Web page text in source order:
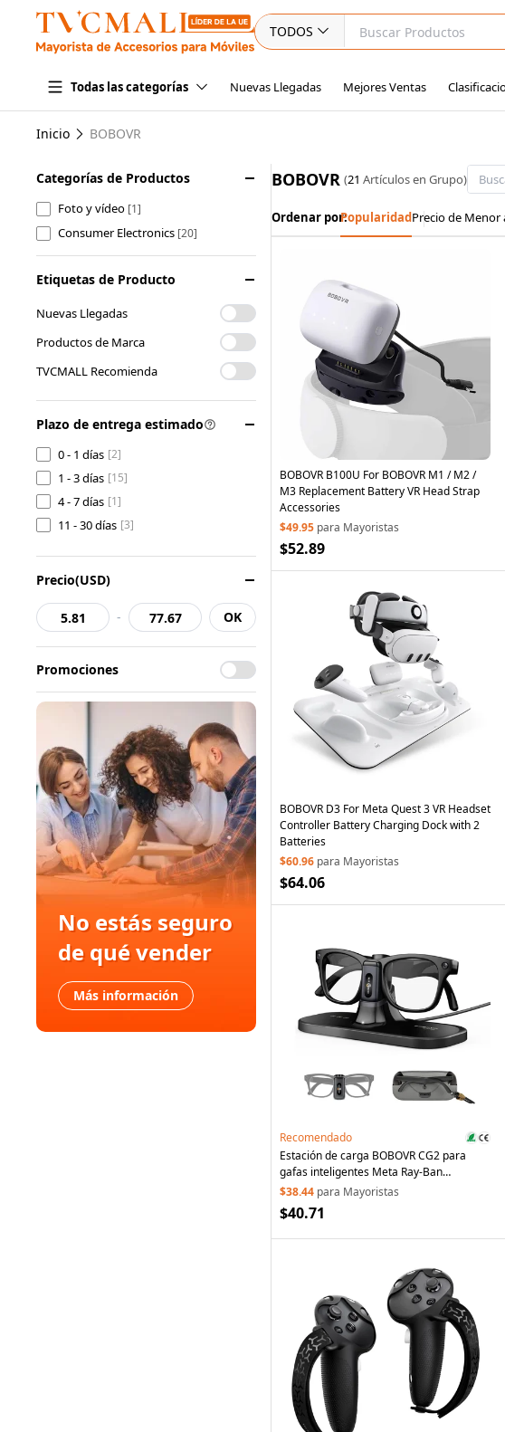
TODOS
Todas las categorías Nuevas Llegadas Mejores Ventas
Inicio BOBOVR
Categorías de Productos
Foto y vídeo [1]
Consumer Electronics [20]
Etiquetas de Producto
Nuevas Llegadas
Productos de Marca
TVCMALL Recomienda
Plazo de entrega estimado
0 - 1 días [2]
1 - 3 días [15]
4 - 7 días [1]
11 - 30 días [3]
Precio(USD)
- OK
Promociones
No estás seguro
de qué vender
Más información
BOBOVR (21 Artículos en Grupo)
Ordenar por:PopularidadPrecio de Menor
BOBOVR B100U For BOBOVR M1 / M2 /
M3 Replacement Battery VR Head Strap
Accessories
$49.95 para Mayoristas
$52.89
BOBOVR D3 For Meta Quest 3 VR Headset
Controller Battery Charging Dock with 2
Batteries
$60.96 para Mayoristas
$64.06
Recomendado
Estación de carga BOBOVR CG2 para
gafas inteligentes Meta Ray-Ban
Wayfarer / Skyler / Headliner, estación de
carga 3 en 1 con clip de batería portátil y
funda de viaje - Negro
$38.44 para Mayoristas
$40.71